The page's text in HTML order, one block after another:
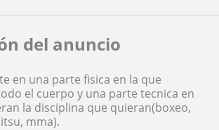
del anuncio
en una parte fisica en la que
el cuerpo y una parte tecnica en
la disciplina que quieran(boxeo,
mma).